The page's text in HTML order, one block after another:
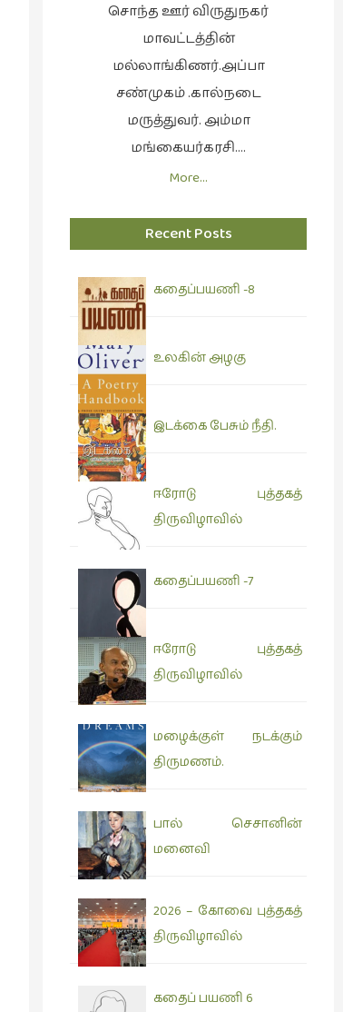
சொந்த ஊர் விருதுநகர்
மாவட்டத்தின்
மல்லாங்கிணர்.அப்பா
சண்முகம் .கால்நடை
மருத்துவர். அம்மா
மங்கையர்கரசி….
More…
Recent Posts
கதைப்பயணி -8
உலகின் அழகு
இடக்கை பேசும் நீதி.
ஈரோடு புத்தகத்
திருவிழாவில்
கதைப்பயணி -7
ஈரோடு புத்தகத்
திருவிழாவில்
மழைக்குள் நடக்கும்
திருமணம்.
பால் செசானின்
மனைவி
2026 – கோவை புத்தகத்
திருவிழாவில்
கதைப் பயணி 6